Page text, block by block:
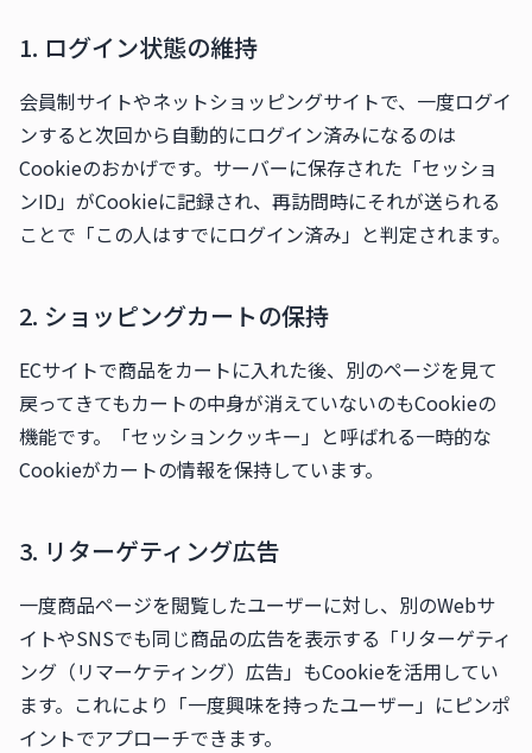
1. ログイン状態の維持
会員制サイトやネットショッピングサイトで、一度ログイ
ンすると次回から自動的にログイン済みになるのは
Cookieのおかげです。サーバーに保存された「セッショ
ンID」がCookieに記録され、再訪問時にそれが送られる
ことで「この人はすでにログイン済み」と判定されます。
2. ショッピングカートの保持
ECサイトで商品をカートに入れた後、別のページを見て
戻ってきてもカートの中身が消えていないのもCookieの
機能です。「セッションクッキー」と呼ばれる一時的な
Cookieがカートの情報を保持しています。
3. リターゲティング広告
一度商品ページを閲覧したユーザーに対し、別のWebサ
イトやSNSでも同じ商品の広告を表示する「リターゲティ
ング（リマーケティング）広告」もCookieを活用してい
ます。これにより「一度興味を持ったユーザー」にピンポ
イントでアプローチできます。